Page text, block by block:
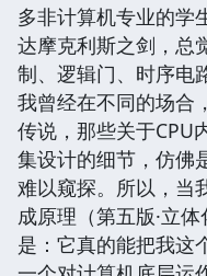
多非计算机专业的学
达摩克利斯之剑，总
制、逻辑门、时序电
我曾经在不同的场合
传说，那些关于CPU
集设计的细节，仿佛
难以窥探。所以，当
成原理（第五版·立
是：它真的能把我这